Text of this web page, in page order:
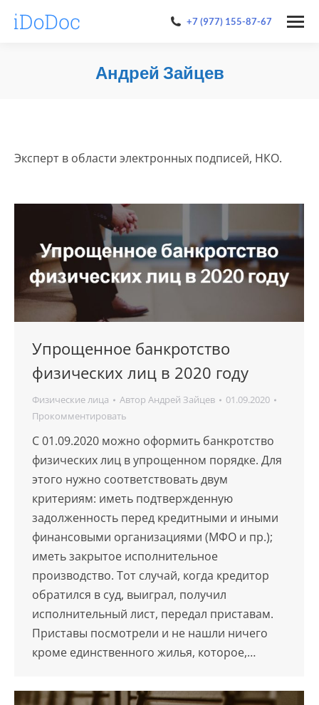
+7 (977) 155-87-67
Андрей Зайцев
Эксперт в области электронных подписей, НКО.
Упрощенное банкротство
физических лиц в 2020 году
Физические лица Автор Андрей Зайцев
01.09.2020
Прокомментировать
C 01.09.2020 можно оформить банкротство
физических лиц в упрощенном порядке. Для
этого нужно соответствовать двум
критериям: иметь подтвержденную
задолженность перед кредитными и иными
финансовыми организациями (МФО и пр.);
иметь закрытое исполнительное
производство. Тот случай, когда кредитор
обратился в суд, выиграл, получил
исполнительный лист, передал приставам.
Приставы посмотрели и не нашли ничего
кроме единственного жилья, которое,…